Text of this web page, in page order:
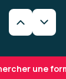
une